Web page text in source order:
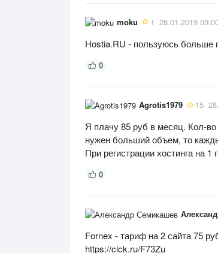
moku 1 28.01.2019
Hostia.RU - пользуюсь больше
0
Agrotis1979 15
Я плачу 85 руб в месяц. Кол-во
нужен больший объем, то
При регистрации хостинга на 1
0
Fornex - тариф на 2 сайта 75
https://clck.ru/F73Zu